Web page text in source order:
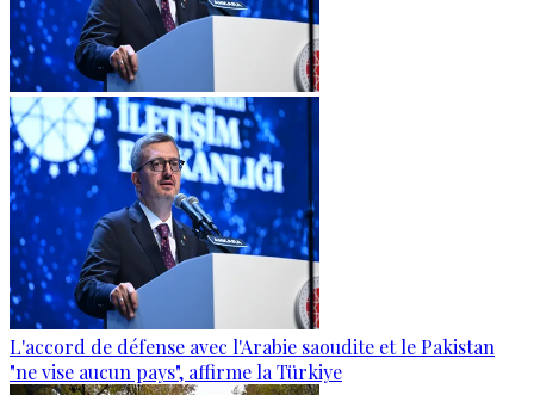
L'accord de défense avec l'Arabie saoudite et le Pakistan
"ne vise aucun pays", affirme la Türkiye